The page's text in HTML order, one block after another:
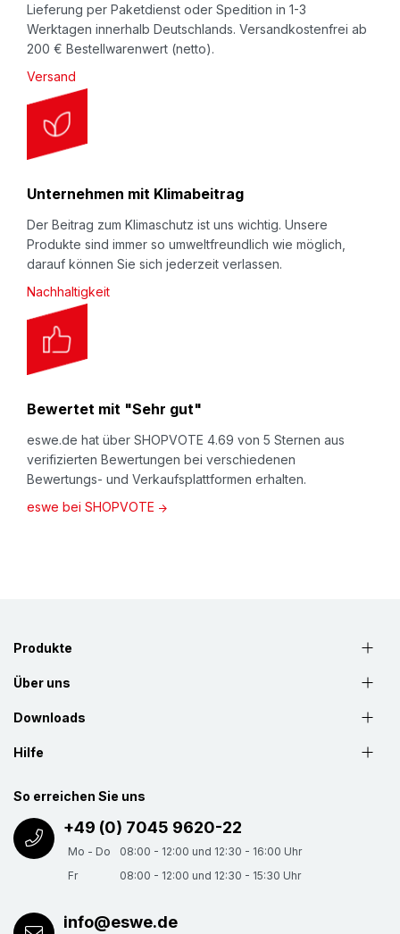
Lieferung per Paketdienst oder Spedition in 1-3
Werktagen innerhalb Deutschlands. Versandkostenfrei ab
200 € Bestellwarenwert (netto).
Versand
Unternehmen mit Klimabeitrag
Der Beitrag zum Klimaschutz ist uns wichtig. Unsere
Produkte sind immer so umweltfreundlich wie möglich,
darauf können Sie sich jederzeit verlassen.
Nachhaltigkeit
Bewertet mit "Sehr gut"
eswe.de hat über SHOPVOTE 4.69 von 5 Sternen aus
verifizierten Bewertungen bei verschiedenen
Bewertungs- und Verkaufsplattformen erhalten.
eswe bei SHOPVOTE
Produkte
Über uns
Downloads
Hilfe
So erreichen Sie uns
+49 (0) 7045 9620-22
Mo - Do
08:00 - 12:00 und 12:30 - 16:00 Uhr
Fr
08:00 - 12:00 und 12:30 - 15:30 Uhr
info@eswe.de